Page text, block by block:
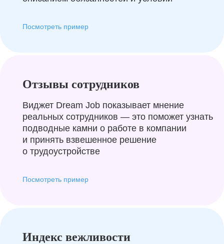
Посмотреть пример
Отзывы сотрудников
Виджет Dream Job показывает мнение
реальных сотрудников — это поможет узнать
подводные камни о работе в компании
и принять взвешенное решение
о трудоустройстве
Посмотреть пример
Индекс вежливости